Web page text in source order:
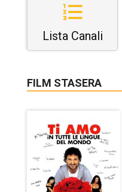
Lista Canali
FILM STASERA